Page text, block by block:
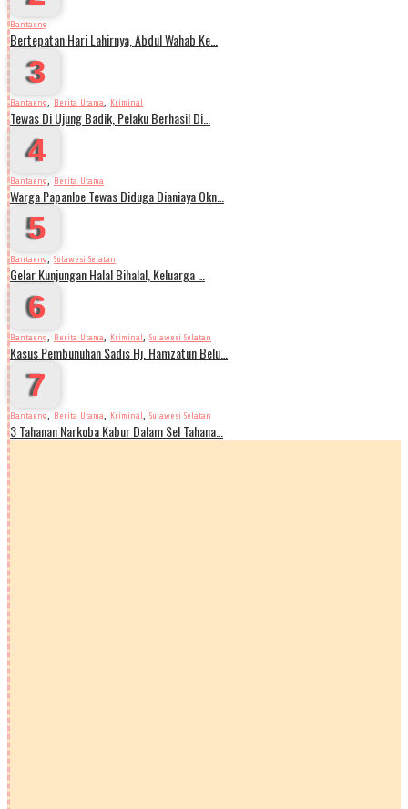
Bantaeng
Bertepatan Hari Lahirnya, Abdul Wahab Ke…
3
Bantaeng, Berita Utama, Kriminal
Tewas Di Ujung Badik, Pelaku Berhasil Di…
4
Bantaeng, Berita Utama
Warga Papanloe Tewas Diduga Dianiaya Okn…
5
Bantaeng, Sulawesi Selatan
Gelar Kunjungan Halal Bihalal, Keluarga …
6
Bantaeng, Berita Utama, Kriminal, Sulawesi Selatan
Kasus Pembunuhan Sadis Hj. Hamzatun Belu…
7
Bantaeng, Berita Utama, Kriminal, Sulawesi Selatan
3 Tahanan Narkoba Kabur Dalam Sel Tahana…